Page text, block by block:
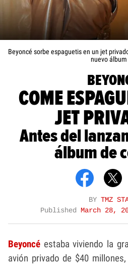
Beyoncé sorbe espaguetis en un jet
nuevo álbum
COME
JET
Antes del
álbum de
BY TMZ
Published March 28,
Beyoncé estaba viviendo la
avión privado de $40